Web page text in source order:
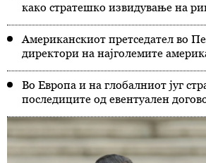
како стратешко извидување на
Американскиот претседател во
директори на најголемите
Во Европа и на глобалниот југ
последиците од евентуален